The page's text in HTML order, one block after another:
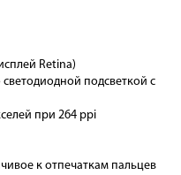
Retina)
подсветкой с
при 264 ppi
к отпечаткам пальцев